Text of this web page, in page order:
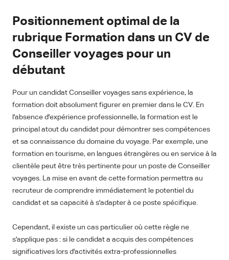
Positionnement optimal de la
rubrique Formation dans un CV de
Conseiller voyages pour un
débutant
Pour un candidat Conseiller voyages sans expérience, la
formation doit absolument figurer en premier dans le CV. En
l'absence d'expérience professionnelle, la formation est le
principal atout du candidat pour démontrer ses compétences
et sa connaissance du domaine du voyage. Par exemple, une
formation en tourisme, en langues étrangères ou en service à la
clientèle peut être très pertinente pour un poste de Conseiller
voyages. La mise en avant de cette formation permettra au
recruteur de comprendre immédiatement le potentiel du
candidat et sa capacité à s'adapter à ce poste spécifique.
Cependant, il existe un cas particulier où cette règle ne
s'applique pas : si le candidat a acquis des compétences
significatives lors d'activités extra-professionnelles